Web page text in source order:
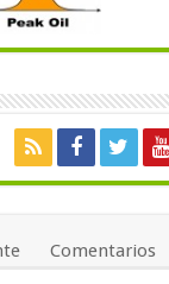
Comentarios